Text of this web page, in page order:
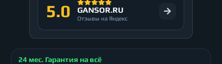
5.0 GANSOR.RU
Отзывы на Яндекс
24 мес. Гарантия на всё